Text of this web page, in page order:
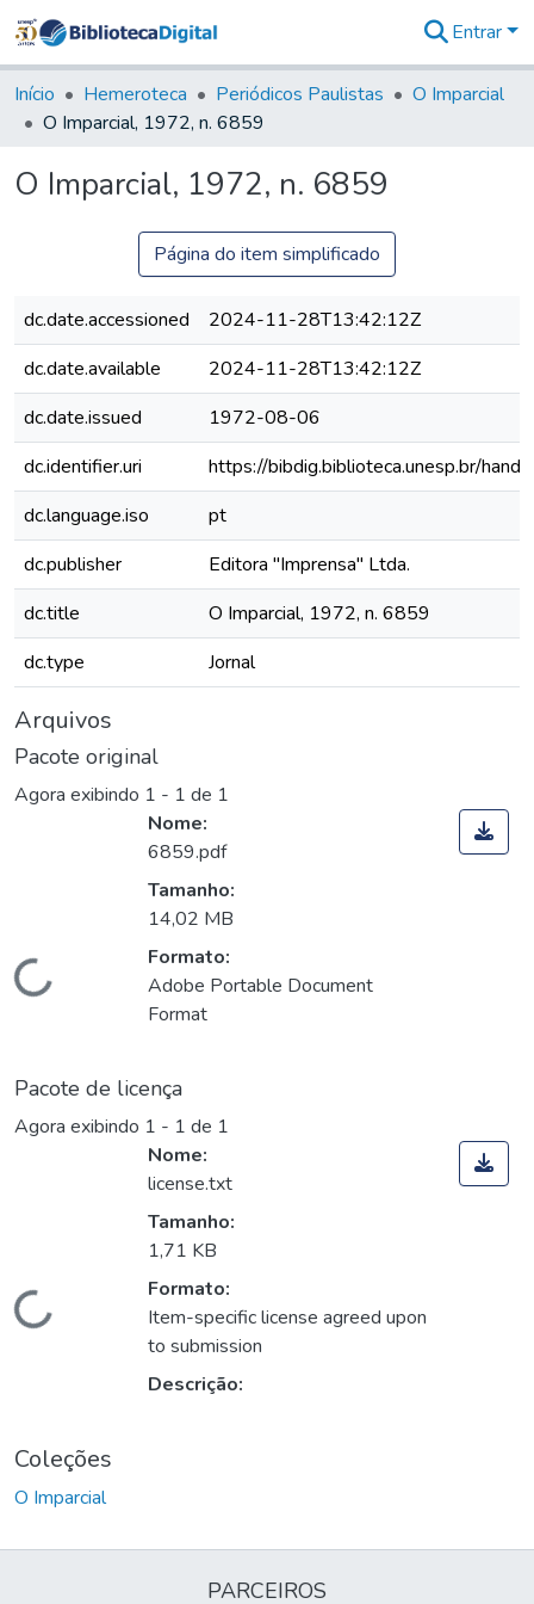
&
Coleções
Tudo na
Digital
Entrar
Início Hemeroteca Periódicos Paulistas
O Imparcial
O Imparcial, 1972, n. 6859
O Imparcial, 1972, n. 6859
Página do item simplificado
dc.date.accessioned
2024-11-28T13:42:12Z
dc.date.available
2024-11-28T13:42:12Z
dc.date.issued
1972-08-06
dc.identifier.uri
https://bibdig.biblioteca.unesp.br/
dc.language.iso
pt
dc.publisher
Editora "Imprensa" Ltda.
dc.title
O Imparcial, 1972, n. 6859
dc.type
Jornal
Arquivos
Pacote original
Agora exibindo 1 - 1 de 1
Carregando...
Nome:
6859.pdf
Tamanho:
14,02 MB
Formato:
Adobe Portable Document
Format
Pacote de licença
Agora exibindo 1 - 1 de 1
Carregando...
Nome:
license.txt
Tamanho:
1,71 KB
Formato:
Item-specific license agreed upon
to submission
Descrição:
Coleções
O Imparcial
PARCEIROS